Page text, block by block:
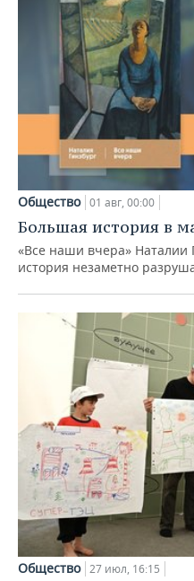
Общество 01 авг, 00:00
Большая история в
«Все наши вчера» Наталии
история незаметно
Общество 27 июл, 16:15